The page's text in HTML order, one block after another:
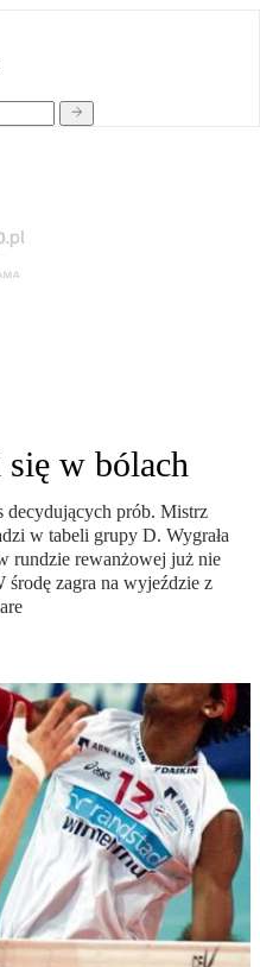
w bólach
decydujących prób. Mistrz
w tabeli grupy D. Wygrała
rundzie rewanżowej już nie
zagra na wyjeździe z